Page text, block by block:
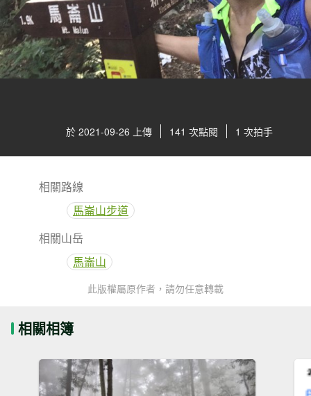
於 2021-09-26 上傳 141 次點閱 1 次拍手
相關路線
馬崙山步道
相關山岳
馬崙山
此版權屬原作者，請勿任意轉載
相關相簿